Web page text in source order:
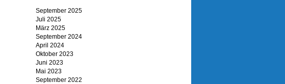
September 2025
Juli 2025
März 2025
September 2024
April 2024
Oktober 2023
Juni 2023
Mai 2023
September 2022